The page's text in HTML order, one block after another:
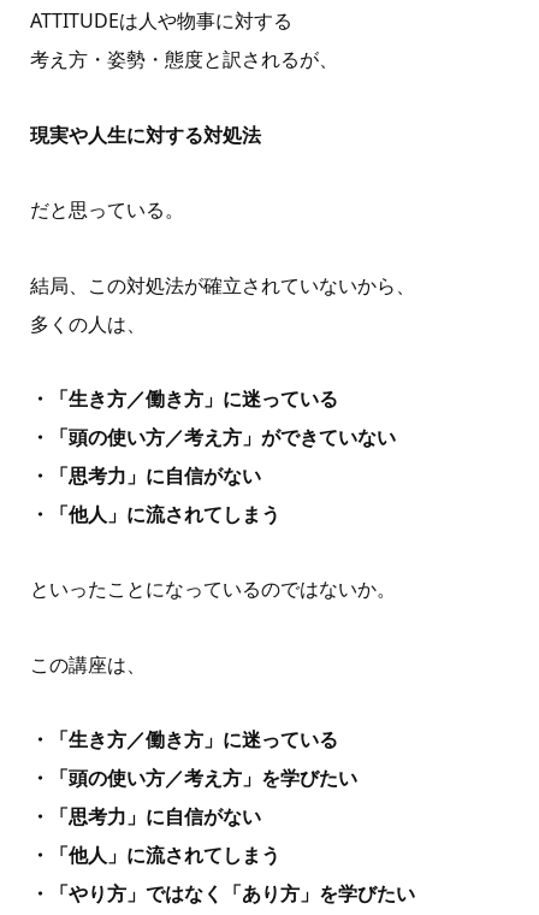
ATTITUDEは人や物事に対する
考え方・姿勢・態度と訳されるが、
現実や人生に対する対処法
だと思っている。
結局、この対処法が確立されていないから、
多くの人は、
・「生き方／働き方」に迷っている
・「頭の使い方／考え方」ができていない
・「思考力」に自信がない
・「他人」に流されてしまう
といったことになっているのではないか。
この講座は、
・「生き方／働き方」に迷っている
・「頭の使い方／考え方」を学びたい
・「思考力」に自信がない
・「他人」に流されてしまう
・「やり方」ではなく「あり方」を学びたい